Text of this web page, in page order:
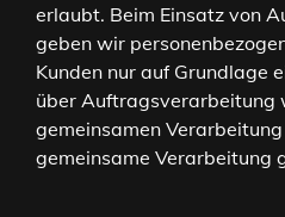
erlaubt. Beim Einsatz von
geben wir
Kunden nur auf Grundlage
über Auftragsverarbeitung
gemeinsamen
gemeinsame Verarbeitung